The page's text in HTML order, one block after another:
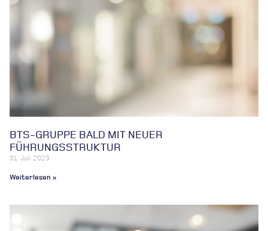
BTS-GRUPPE BALD MIT NEUER
FÜHRUNGSSTRUKTUR
31. Juli 2023
Weiterlesen »